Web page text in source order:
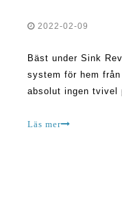
2022-02-09
Bäst under Sink
system för hem
absolut ingen tvivel
i världen. Detta
Läs mer